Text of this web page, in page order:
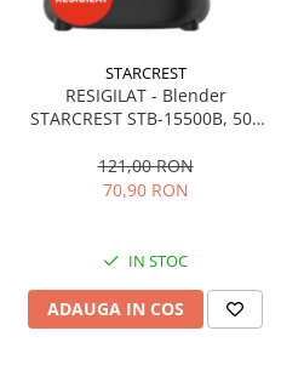
STARCREST
RESIGILAT - Blender
STARCREST STB-15500B, 500
Pulse, Negru
121,00 RON
70,90 RON
IN STOC
ADAUGA IN COS